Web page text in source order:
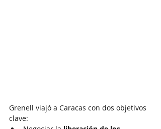
Grenell viajó a Caracas con dos objetivos
clave: